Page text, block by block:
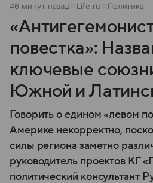
46 минут назад Life.ru Политика
повестка»:
ключевые
Южной и
Говорить о едином «левом
Америке некорректно,
силы региона заметно
руководитель проектов КГ
политический консультант